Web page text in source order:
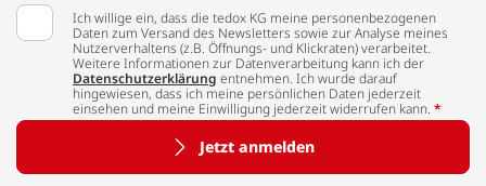
Ich willige ein, dass die tedox KG meine personenbezogenen
Daten zum Versand des Newsletters sowie zur Analyse meines
Nutzerverhaltens (z.B. Öffnungs- und Klickraten) verarbeitet.
Weitere Informationen zur Datenverarbeitung kann ich der
Datenschutzerklärung entnehmen. Ich wurde darauf
hingewiesen, dass ich meine persönlichen Daten jederzeit
einsehen und meine Einwilligung jederzeit widerrufen kann. *
Jetzt anmelden